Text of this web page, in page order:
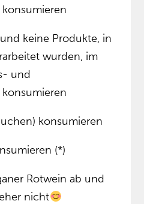
keine Produkte, in
wurden, im
und
konsumieren
(*)
Rotwein ab und
nicht